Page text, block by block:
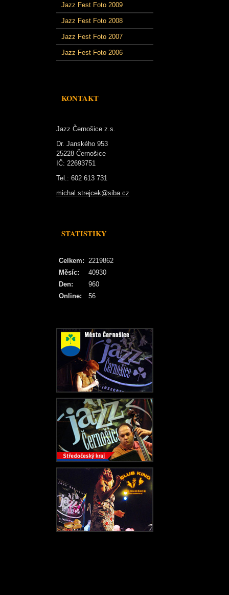
Jazz Fest Foto 2009
Jazz Fest Foto 2008
Jazz Fest Foto 2007
Jazz Fest Foto 2006
KONTAKT
Jazz Černošice z.s.
Dr. Janského 953
25228 Černošice
IČ: 22693751
Tel.: 602 613 731
michal.strejcek@siba.cz
STATISTIKY
Online: 56
Celkem: 2219862
Měsíc:
40930
Den:
960